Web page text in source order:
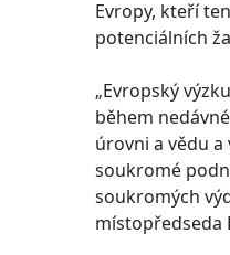
Evropy, kteří
potenciálních
„Evropský
během
úrovni a vědu
soukromé
soukromých
místopředseda